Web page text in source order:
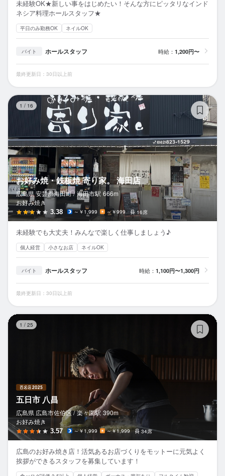
未経験OK★新しい事をはじめたい！そんな方にピッタリなインド
ネシア料理ホールスタッフ★
平日のみ勤務OK ネイルOK
バイト ホールスタッフ 時給： 1,200円〜
最終更新日：30日以上前
1 / 16
お好み焼・鉄板焼 寄り家。 海田店
広島県 安芸郡海田町 / 海田市駅 666m
お好み焼き
3.38 ～￥1,999 ～￥999 16席
未経験でも大丈夫！みんなで楽しく仕事しましょう♪
個人経営 小さなお店 ネイルOK
バイト ホールスタッフ 時給： 1,100円〜1,300円
最終更新日：30日以上前
1 / 25
五日市 八昌
広島県 広島市佐伯区 / 楽々園駅 390m
お好み焼き
3.57 ～￥1,999 ～￥1,999 34席
広島のお好み焼き店！活気あるお店づくりをモットーに元気よく
挨拶ができるスタッフを募集しています！